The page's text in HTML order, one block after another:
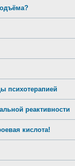
психотерапией
реактивности
кислота!